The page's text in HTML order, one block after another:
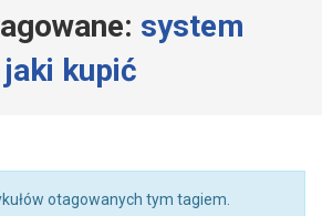
system
kupić
otagowanych tym tagiem.